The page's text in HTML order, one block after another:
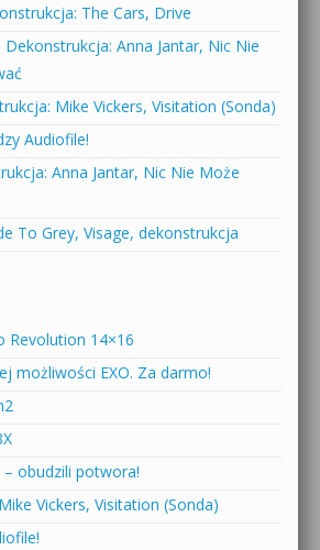
The Cars, Drive
Dekonstrukcja: Anna Jantar, Nic Nie
Mike Vickers, Visitation (Sonda)
Audiofile!
Anna Jantar, Nic Nie Może
To Grey, Visage, dekonstrukcja
Revolution 14×16
możliwości EXO. Za darmo!
obudzili potwora!
Vickers, Visitation (Sonda)